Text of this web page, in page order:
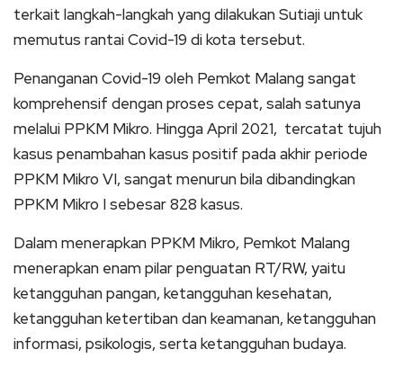
terkait langkah-langkah yang dilakukan Sutiaji untuk
memutus rantai Covid-19 di kota tersebut.
Penanganan Covid-19 oleh Pemkot Malang sangat
komprehensif dengan proses cepat, salah satunya
melalui PPKM Mikro. Hingga April 2021, tercatat tujuh
kasus penambahan kasus positif pada akhir periode
PPKM Mikro VI, sangat menurun bila dibandingkan
PPKM Mikro I sebesar 828 kasus.
Dalam menerapkan PPKM Mikro, Pemkot Malang
menerapkan enam pilar penguatan RT/RW, yaitu
ketangguhan pangan, ketangguhan kesehatan,
ketangguhan ketertiban dan keamanan, ketangguhan
informasi, psikologis, serta ketangguhan budaya.